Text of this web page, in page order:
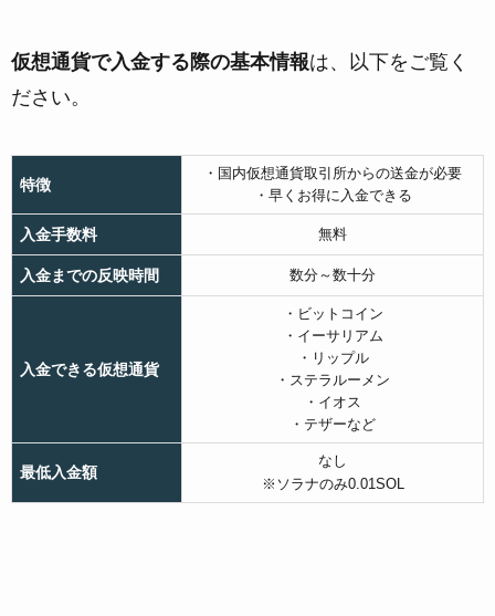
仮想通貨で入金する際の基本情報は、以下をご覧く
ださい。
特徴
・国内仮想通貨取引所からの送金が必要
・早くお得に入金できる
入金手数料 無料
入金までの反映時間 数分～数十分
入金できる仮想通貨
・ビットコイン
・イーサリアム
・リップル
・ステラルーメン
・イオス
・テザーなど
最低入金額
なし
※ソラナのみ0.01SOL